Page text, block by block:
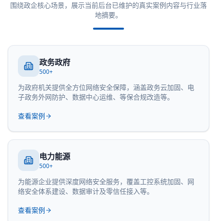
围绕政企核心场景，展示当前后台已维护的真实案例内容与行业落
地摘要。
政务政府
500+
为政府机关提供全方位网络安全保障，涵盖政务云加固、电
子政务外网防护、数据中心运维、等保合规改造等。
查看案例
电力能源
500+
为能源企业提供深度网络安全服务，覆盖工控系统加固、网
络安全体系建设、数据审计及零信任接入等。
查看案例